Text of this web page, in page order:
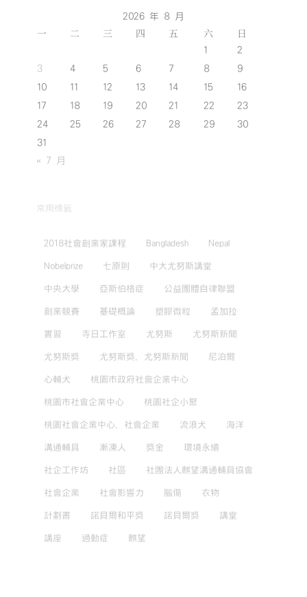
2026 年 8 月
一 二 三 四 五 六 日
1
2
3
4 5 6 7 8
9
10
11 12 13 14 15
16
17
18 19 20 21 22
23
24
25 26 27 28 29
30
31
« 7 月
常用標籤
2018社會創業家課程 Bangladesh Nepal
Nobelprize 七原則 中大尤努斯講堂
中央大學 亞斯伯格症 公益團體自律聯盟
創業競賽 基礎概論 塑膠微粒 孟加拉
實習 寺日工作室 尤努斯 尤努斯新聞
尤努斯獎 尤努斯獎，尤努斯新聞 尼泊爾
心輔犬 桃園市政府社會企業中心
桃園市社會企業中心 桃園社企小聚
桃園社會企業中心，社會企業 流浪犬 海洋
溝通輔具 漸凍人 獎金 環境永續
社企工作坊 社區 社團法人麒望溝通輔具協會
社會企業 社會影響力 腦傷 衣物
計劃書 諾貝爾和平獎 諾貝爾獎 講堂
講座 過動症 麒望